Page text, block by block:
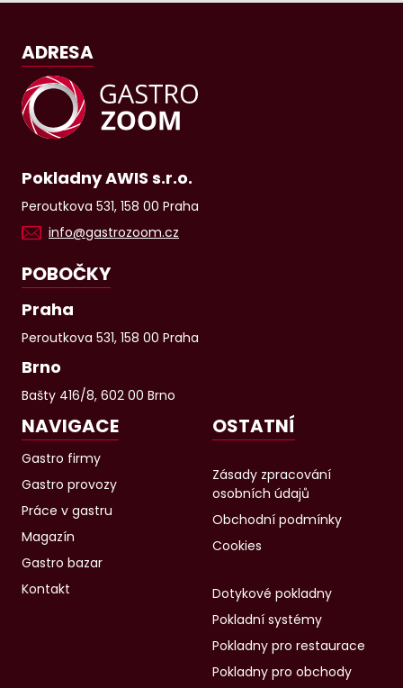
ADRESA
Pokladny AWIS s.r.o.
Peroutkova 531, 158 00 Praha
info@gastrozoom.cz
POBOČKY
Praha
Peroutkova 531, 158 00 Praha
Brno
Bašty 416/8, 602 00 Brno
NAVIGACE
Gastro firmy
Gastro provozy
Práce v gastru
Magazín
Gastro bazar
Kontakt
OSTATNÍ
Zásady zpracování
osobních údajů
Obchodní podmínky
Cookies
Dotykové pokladny
Pokladní systémy
Pokladny pro restaurace
Pokladny pro obchody